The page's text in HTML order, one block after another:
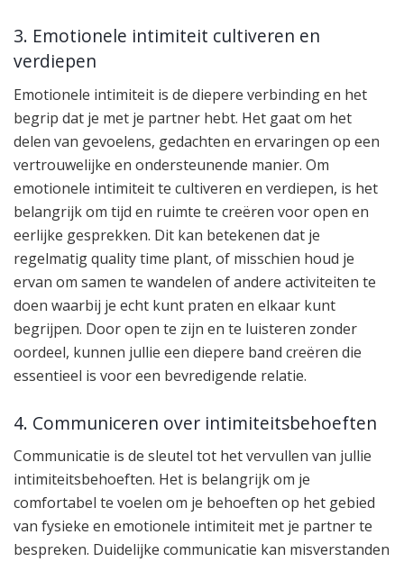
3. Emotionele intimiteit cultiveren en
verdiepen
Emotionele intimiteit is de diepere verbinding en het
begrip dat je met je partner hebt. Het gaat om het
delen van gevoelens, gedachten en ervaringen op een
vertrouwelijke en ondersteunende manier. Om
emotionele intimiteit te cultiveren en verdiepen, is het
belangrijk om tijd en ruimte te creëren voor open en
eerlijke gesprekken. Dit kan betekenen dat je
regelmatig quality time plant, of misschien houd je
ervan om samen te wandelen of andere activiteiten te
doen waarbij je echt kunt praten en elkaar kunt
begrijpen. Door open te zijn en te luisteren zonder
oordeel, kunnen jullie een diepere band creëren die
essentieel is voor een bevredigende relatie.
4. Communiceren over intimiteitsbehoeften
Communicatie is de sleutel tot het vervullen van jullie
intimiteitsbehoeften. Het is belangrijk om je
comfortabel te voelen om je behoeften op het gebied
van fysieke en emotionele intimiteit met je partner te
bespreken. Duidelijke communicatie kan misverstanden